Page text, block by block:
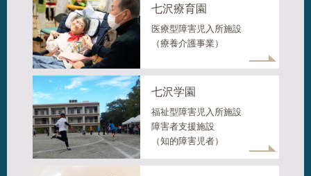
七沢療育園
医療型障害児入所施設
（療養介護事業）
七沢学園
福祉型障害児入所施設
障害者支援施設
（知的障害児者）